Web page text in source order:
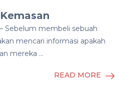
Sebelum membeli sebuah
mencari informasi apakah
mereka …
READ MORE